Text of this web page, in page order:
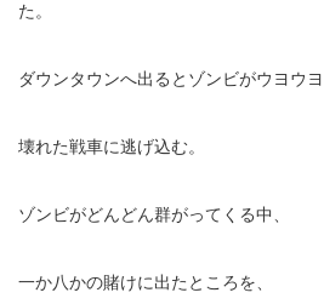
た。
ダウンタウンへ出るとゾンビがウヨウヨ
壊れた戦車に逃げ込む。
ゾンビがどんどん群がってくる中、
一か八かの賭けに出たところを、